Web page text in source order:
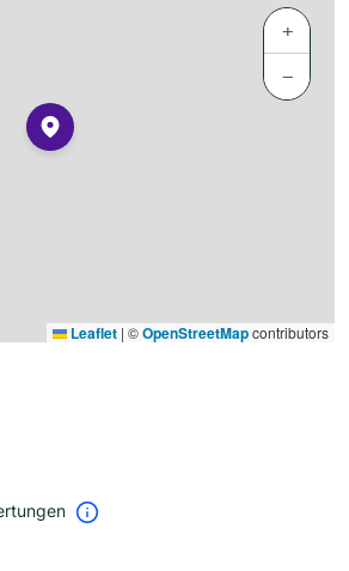
+
−
Leaflet | ©OpenStreetMapcontributors